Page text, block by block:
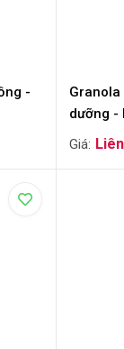
-
dưỡng -